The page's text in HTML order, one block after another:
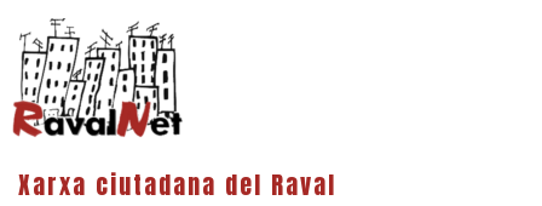
Xarxa ciutadana del Raval